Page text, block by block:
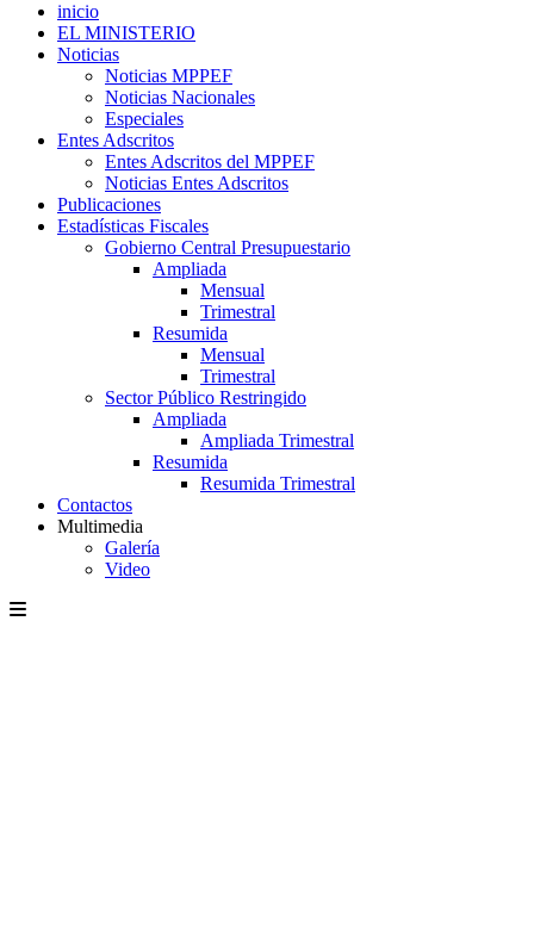
inicio
EL MINISTERIO
Noticias
Noticias MPPEF
Noticias Nacionales
Especiales
Entes Adscritos
Entes Adscritos del MPPEF
Noticias Entes Adscritos
Publicaciones
Estadísticas Fiscales
Gobierno Central Presupuestario
Ampliada
Mensual
Trimestral
Resumida
Mensual
Trimestral
Sector Público Restringido
Ampliada
Ampliada Trimestral
Resumida
Resumida Trimestral
Contactos
Multimedia
Galería
Video